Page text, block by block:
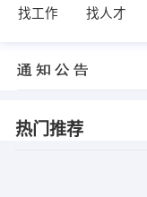
找工作 找人才
热门推荐